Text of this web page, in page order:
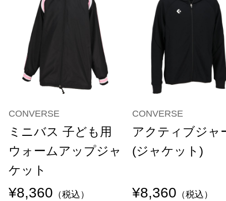
CONVERSE
ミニバス 子ども用
ウォームアップジャ
ケット
¥8,360 （税込）
CONVERSE
アクティブジャ
(ジャケット)
¥8,360 （税込）